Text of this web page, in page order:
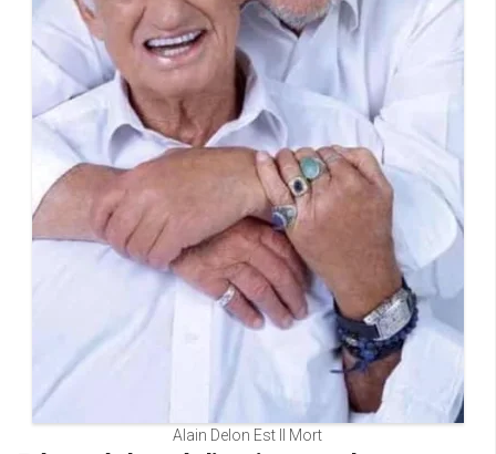
Alain Delon Est Il Mort